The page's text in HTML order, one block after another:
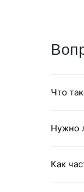
Что
Нужно
Как